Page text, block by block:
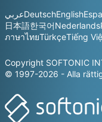
عربيDeutschEnglish
日本語한국어Nederlands
ภาษาไทยTürkçeTiếng
Copyright SOFTONIC
© 1997-2026 - Alla